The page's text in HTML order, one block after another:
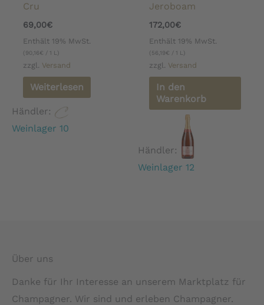
Cru
69,00€
Enthält 19% MwSt.
(90,16€ / 1 L)
zzgl. Versand
Weiterlesen
Händler:
Weinlager 10
Jeroboam
172,00€
Enthält 19% MwSt.
(56,19€ / 1 L)
zzgl. Versand
In den
Warenkorb
Händler:
Weinlager 12
Über uns
Danke für Ihr Interesse an unserem Marktplatz für
Champagner. Wir sind und erleben Champagner.